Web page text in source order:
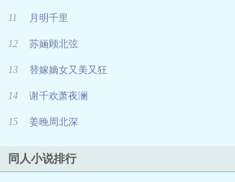
11 月明千里
12 苏婳顾北弦
13 替嫁嫡女又美又狂
14 谢千欢萧夜澜
15 姜晚周北深
同人小说排行